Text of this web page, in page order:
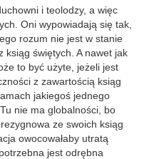
i teolodzy, a więc
Oni wypowiadają się tak,
rozum nie jest w stanie
ksiąg świętych. A nawet jak
to być użyte, jeżeli jest
z zawartością ksiąg
jakiegoś jednego
nie ma globalności, bo
ze swoich ksiąg
owocowałaby utratą
jest odrębna